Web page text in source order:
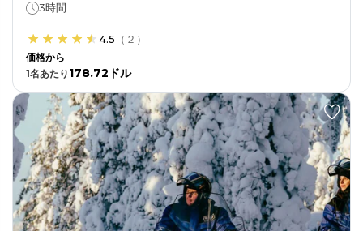
3時間
4.5 （ ２ ）
価格から
1名あたり 178.72ドル